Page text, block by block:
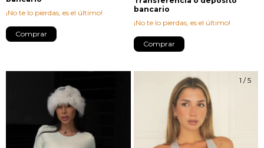
¡No te lo pierdas, es el último!
Comprar
bancario
¡No te lo pierdas, es el último!
Comprar
1 /5